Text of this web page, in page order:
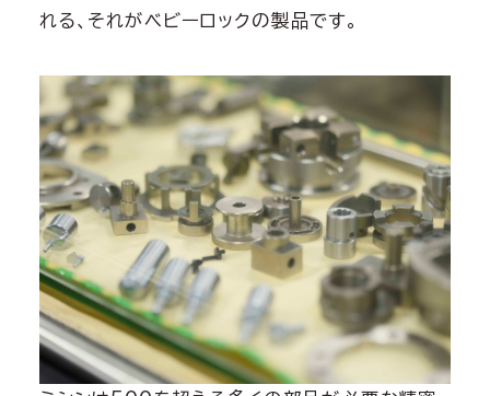
れる、それがベビーロックの製品です。